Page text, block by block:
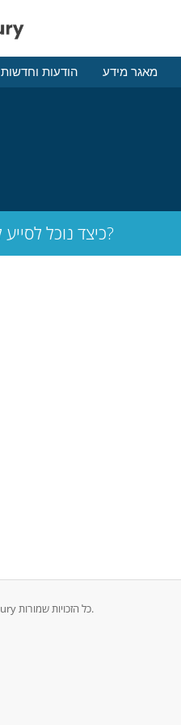
הודעות וחדשות מאגר מידע
כיצד נוכל לסייע לכם היום?
זכויות יוצרים © 2026 Emercury כל הזכויות שמורות.